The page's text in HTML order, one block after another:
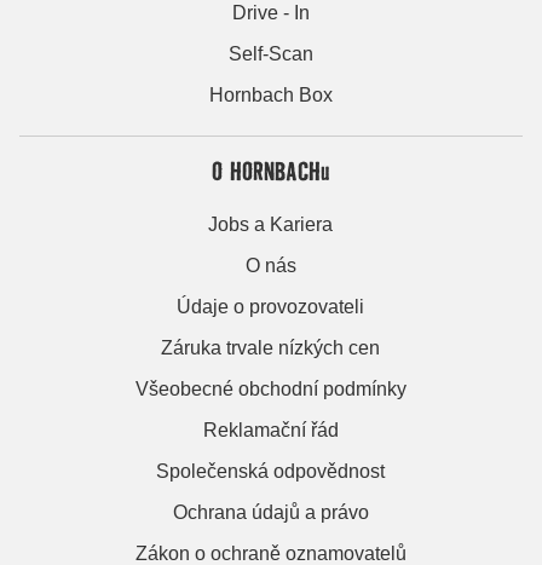
Drive - In
Self-Scan
Hornbach Box
O HORNBACHu
Jobs a Kariera
O nás
Údaje o provozovateli
Záruka trvale nízkých cen
Všeobecné obchodní podmínky
Reklamační řád
Společenská odpovědnost
Ochrana údajů a právo
Zákon o ochraně oznamovatelů